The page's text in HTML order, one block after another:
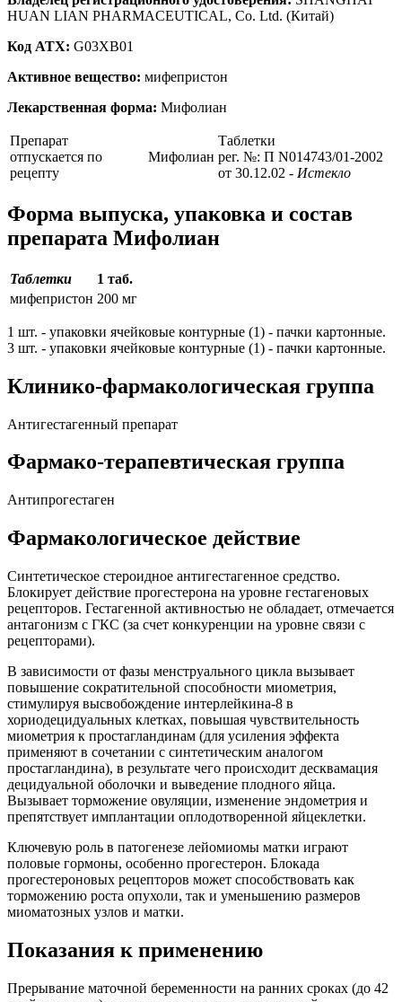
HUAN LIAN PHARMACEUTICAL, Co. Ltd. (Китай)
Код ATX: G03XB01
Активное вещество: мифепристон
Лекарственная форма: Мифолиан
Препарат
отпускается по
рецепту
Мифолиан
Таблетки
рег. №: П N014743/01-2002
от 30.12.02 - Истекло
Форма выпуска, упаковка и состав
препарата Мифолиан
Таблетки
1 таб.
мифепристон 200 мг
1 шт. - упаковки ячейковые контурные (1) - пачки картонные.
3 шт. - упаковки ячейковые контурные (1) - пачки картонные.
Клинико-фармакологическая группа
Антигестагенный препарат
Фармако-терапевтическая группа
Антипрогестаген
Фармакологическое действие
Синтетическое стероидное антигестагенное средство.
Блокирует действие прогестерона на уровне гестагеновых
рецепторов. Гестагенной активностью не обладает, отмечается
антагонизм с ГКС (за счет конкуренции на уровне связи с
рецепторами).
В зависимости от фазы менструального цикла вызывает
повышение сократительной способности миометрия,
стимулируя высвобождение интерлейкина-8 в
хориодецидуальных клетках, повышая чувствительность
миометрия к простагландинам (для усиления эффекта
применяют в сочетании с синтетическим аналогом
простагландина), в результате чего происходит десквамация
децидуальной оболочки и выведение плодного яйца.
Вызывает торможение овуляции, изменение эндометрия и
препятствует имплантации оплодотворенной яйцеклетки.
Ключевую роль в патогенезе лейомиомы матки играют
половые гормоны, особенно прогестерон. Блокада
прогестероновых рецепторов может способствовать как
торможению роста опухоли, так и уменьшению размеров
миоматозных узлов и матки.
Показания к применению
Прерывание маточной беременности на ранних сроках (до 42